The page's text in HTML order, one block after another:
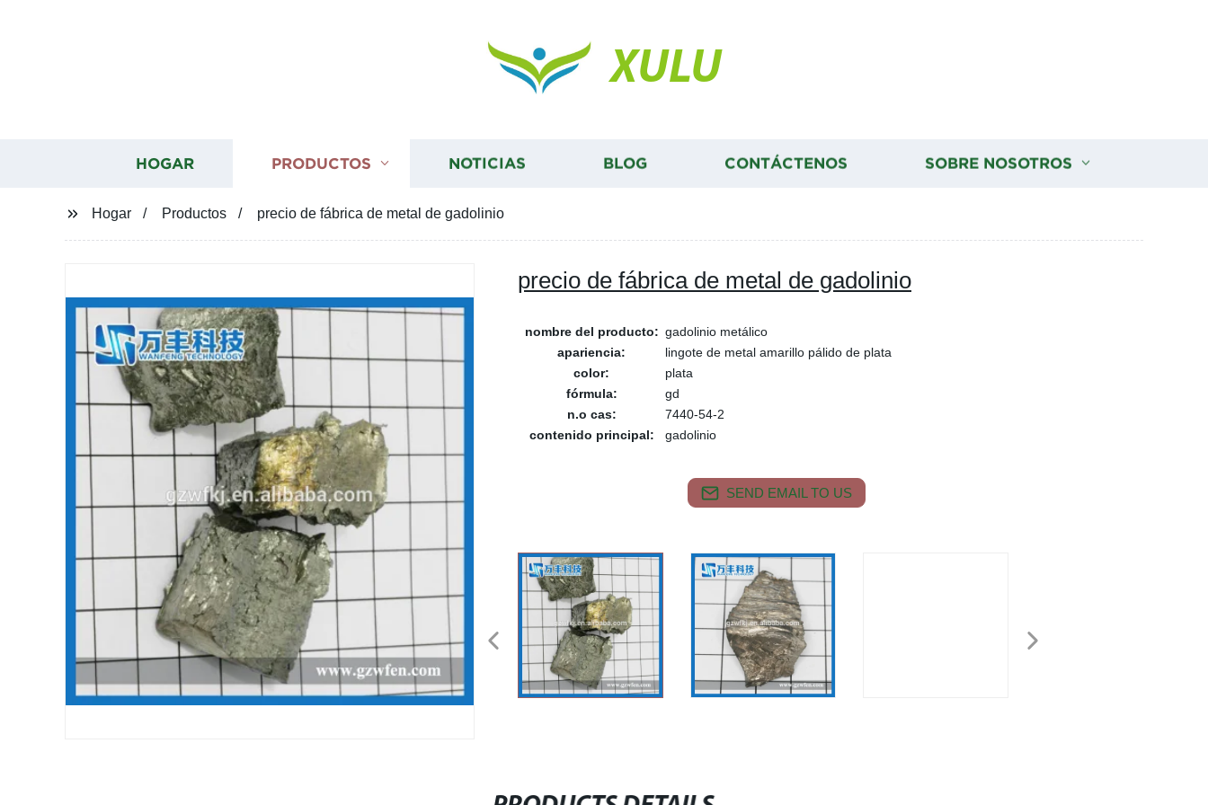
XULU
HOGAR PRODUCTOS NOTICIAS BLOG CONTÁCTENOS SOBRE NOSOTROS
Hogar Productos precio de fábrica de metal de gadolinio
precio de fábrica de metal de gadolinio
nombre del producto: gadolinio metálico
apariencia:
lingote de metal amarillo pálido de plata
color:
plata
fórmula:
gd
n.o cas:
7440-54-2
contenido principal:
gadolinio
SEND EMAIL TO US